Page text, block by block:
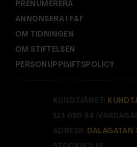
PRENUMERERA
ANNONSERA I F&F
OM TIDNINGEN
OM STIFTELSEN
PERSONUPPGIFTSPOLICY
KUNDTJÄNST:
121 060 64
ADRESS: DALAGATAN